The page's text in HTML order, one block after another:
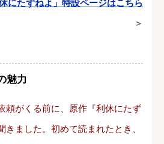
にたずねよ」特設ページはこちら
＞
魅力
がくる前に、原作『利休にたず
きました。初めて読まれたとき、